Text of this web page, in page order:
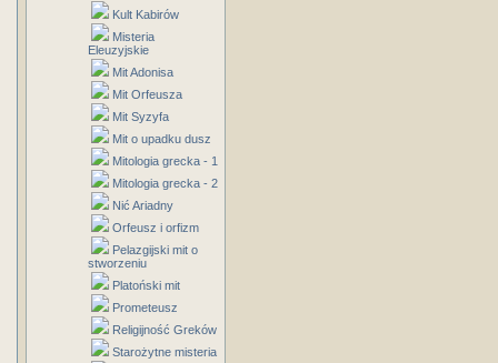
Kult Kabirów
Misteria
Eleuzyjskie
Mit Adonisa
Mit Orfeusza
Mit Syzyfa
Mit o upadku dusz
Mitologia grecka - 1
Mitologia grecka - 2
Nić Ariadny
Orfeusz i orfizm
Pelazgijski mit o
stworzeniu
Platoński mit
Prometeusz
Religijność Greków
Starożytne misteria